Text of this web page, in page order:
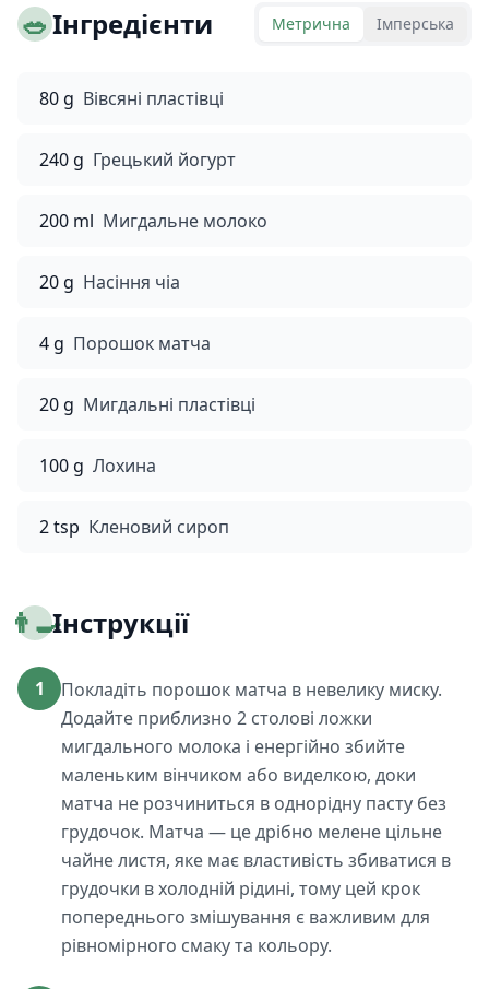
🥗Інгредієнти Метрична Імперська
80 g Вівсяні пластівці
240 g Грецький йогурт
200 ml Мигдальне молоко
20 g Насіння чіа
4 g Порошок матча
20 g Мигдальні пластівці
100 g Лохина
2 tsp Кленовий сироп
👨‍🍳Інструкції
1
Покладіть порошок матча в невелику миску.
Додайте приблизно 2 столові ложки
мигдального молока і енергійно збийте
маленьким вінчиком або виделкою, доки
матча не розчиниться в однорідну пасту без
грудочок. Матча — це дрібно мелене цільне
чайне листя, яке має властивість збиватися в
грудочки в холодній рідині, тому цей крок
попереднього змішування є важливим для
рівномірного смаку та кольору.